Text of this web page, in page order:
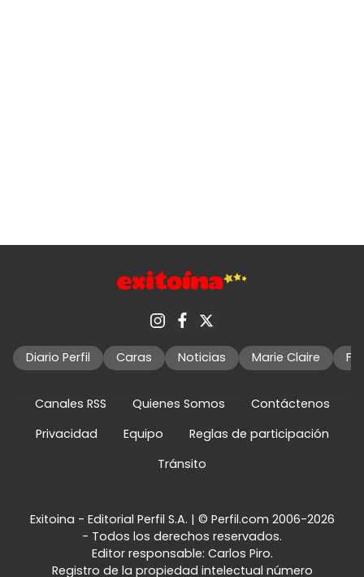
Diario Perfil Caras Noticias Marie Claire
Canales RSS Quienes Somos
Contáctenos
Privacidad
Equipo
Reglas de participación
Tránsito
Exitoina - Editorial Perfil S.A. | © Perfil.com 2006-2026
- Todos los derechos reservados.
Editor responsable: Carlos Piro.
Registro de la propiedad intelectual número